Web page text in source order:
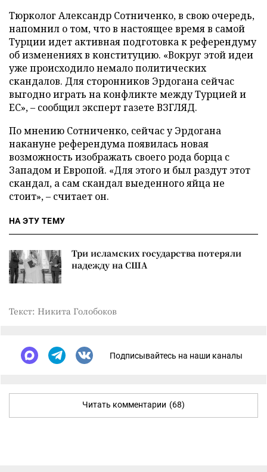
Тюрколог Александр Сотниченко, в свою очередь,
напомнил о том, что в настоящее время в самой
Турции идет активная подготовка к референдуму
об изменениях в конституцию. «Вокруг этой идеи
уже происходило немало политических
скандалов. Для сторонников Эрдогана сейчас
выгодно играть на конфликте между Турцией и
ЕС», – сообщил эксперт газете ВЗГЛЯД.
По мнению Сотниченко, сейчас у Эрдогана
накануне референдума появилась новая
возможность изображать своего рода борца с
Западом и Европой. «Для этого и был раздут этот
скандал, а сам скандал выеденного яйца не
стоит», – считает он.
НА ЭТУ ТЕМУ
Три исламских государства потеряли
надежду на США
Текст: Никита Голобоков
Подписывайтесь на наши каналы
Читать комментарии (68)